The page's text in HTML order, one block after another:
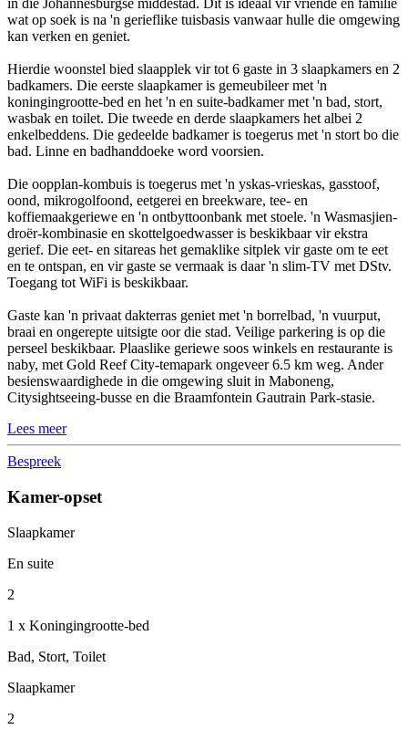
in die Johannesburgse middestad. Dit is ideaal vir vriende en familie
wat op soek is na 'n gerieflike tuisbasis vanwaar hulle die omgewing
kan verken en geniet.
Hierdie woonstel bied slaapplek vir tot 6 gaste in 3 slaapkamers en 2
badkamers. Die eerste slaapkamer is gemeubileer met 'n
koningingrootte-bed en het 'n en suite-badkamer met 'n bad, stort,
wasbak en toilet. Die tweede en derde slaapkamers het albei 2
enkelbeddens. Die gedeelde badkamer is toegerus met 'n stort bo die
bad. Linne en badhanddoeke word voorsien.
Die oopplan-kombuis is toegerus met 'n yskas-vrieskas, gasstoof,
oond, mikrogolfoond, eetgerei en breekware, tee- en
koffiemaakgeriewe en 'n ontbyttoonbank met stoele. 'n Wasmasjien-
droër-kombinasie en skottelgoedwasser is beskikbaar vir ekstra
gerief. Die eet- en sitareas het gemaklike sitplek vir gaste om te eet
en te ontspan, en vir gaste se vermaak is daar 'n slim-TV met DStv.
Toegang tot WiFi is beskikbaar.
Gaste kan 'n privaat dakterras geniet met 'n borrelbad, 'n vuurput,
braai en ongerepte uitsigte oor die stad. Veilige parkering is op die
perseel beskikbaar. Plaaslike geriewe soos winkels en restaurante is
naby, met Gold Reef City-temapark ongeveer 6.5 km weg. Ander
besienswaardighede in die omgewing sluit in Maboneng,
Citysightseeing-busse en die Braamfontein Gautrain Park-stasie.
Lees meer
Bespreek
Kamer-opset
Slaapkamer
En suite
2
1 x Koningingrootte-bed
Bad, Stort, Toilet
Slaapkamer
2